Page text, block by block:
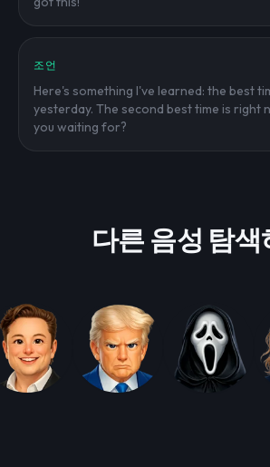
조언
Here's something I've learned: the best
yesterday. The second best time is right
you waiting for?
다른 음성 탐색